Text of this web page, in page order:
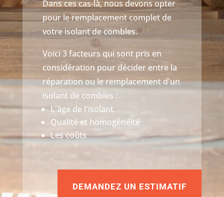
Dans ces cas-là, nous devons opter
pour le remplacement complet de
votre isolant de combles.
Voici 3 facteurs qui sont pris en
considération pour décider entre la
réparation ou le remplacement d'un
isolant de combles :
L'âge de l'isolant
Qualité et homogénéité
Les coûts
DEMANDEZ UN ESTIMATIF